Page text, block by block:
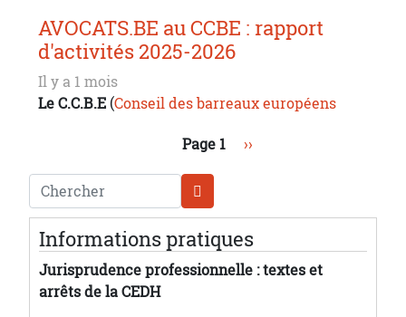
AVOCATS.BE au CCBE : rapport
d'activités 2025-2026
Il y a 1 mois
Le C.C.B.E (Conseil des barreaux européens
Page 1 Page suivante
››
Chercher
Informations pratiques
Jurisprudence professionnelle : textes et
arrêts de la CEDH